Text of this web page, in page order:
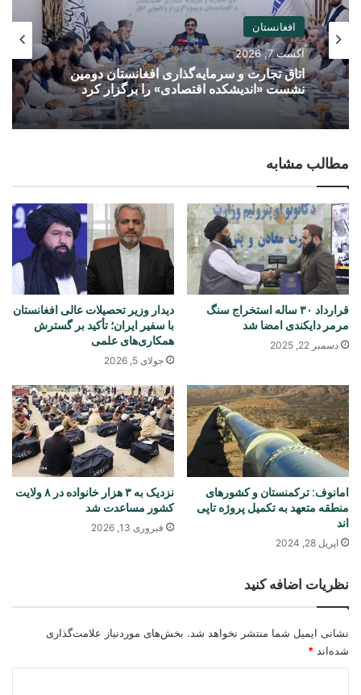
افغانستان
آگست 7, 2026
اتاق تجارت و سرمایه‌گذاری افغانستان دومین
نشست «اندیشکده اقتصادی» را برگزار کرد
مطالب مشابه
قرارداد ۳۰ ساله استخراج سنگ
مرمر دایکندی امضا شد
دسمبر 22, 2025
دیدار وزیر تحصیلات عالی افغانستان
با سفیر ایران؛ تأکید بر گسترش
همکاری‌های علمی
جولای 5, 2026
امانوف: ترکمنستان و کشورهای
منطقه متعهد به تکمیل پروژه تاپی‌
اند
اپریل 28, 2024
نزدیک به ۳ هزار خانواده در ۸ ولایت
کشور مساعدت شد
فبروری 13, 2026
نظریات اضافه کنید
نشانی ایمیل شما منتشر نخواهد شد. بخش‌های موردنیاز علامت‌گذاری
شده‌اند *